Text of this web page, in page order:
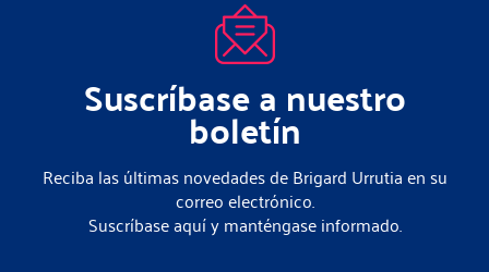
Suscríbase a nuestro
boletín
Reciba las últimas novedades de Brigard Urrutia en su
correo electrónico.
Suscríbase aquí y manténgase informado.